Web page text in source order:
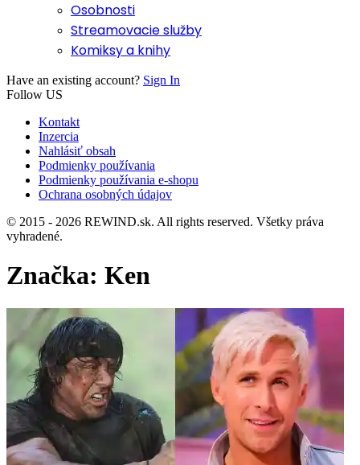
Osobnosti
Streamovacie služby
Komiksy a knihy
Have an existing account? Sign In
Follow US
Kontakt
Inzercia
Nahlásiť obsah
Podmienky používania
Podmienky používania e-shopu
Ochrana osobných údajov
© 2015 - 2026 REWIND.sk. All rights reserved. Všetky práva
vyhradené.
Značka: Ken